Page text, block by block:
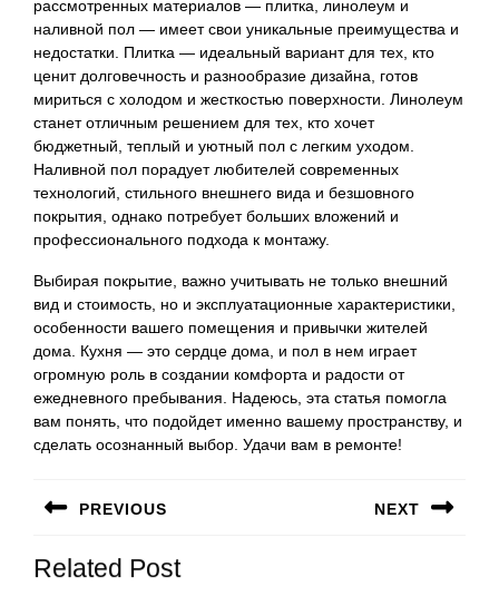
рассмотренных материалов — плитка, линолеум и
наливной пол — имеет свои уникальные преимущества и
недостатки. Плитка — идеальный вариант для тех, кто
ценит долговечность и разнообразие дизайна, готов
мириться с холодом и жесткостью поверхности. Линолеум
станет отличным решением для тех, кто хочет
бюджетный, теплый и уютный пол с легким уходом.
Наливной пол порадует любителей современных
технологий, стильного внешнего вида и безшовного
покрытия, однако потребует больших вложений и
профессионального подхода к монтажу.
Выбирая покрытие, важно учитывать не только внешний
вид и стоимость, но и эксплуатационные характеристики,
особенности вашего помещения и привычки жителей
дома. Кухня — это сердце дома, и пол в нем играет
огромную роль в создании комфорта и радости от
ежедневного пребывания. Надеюсь, эта статья помогла
вам понять, что подойдет именно вашему пространству, и
сделать осознанный выбор. Удачи вам в ремонте!
по
записям
PREVIOUS
запись:
NEXT
Related Post